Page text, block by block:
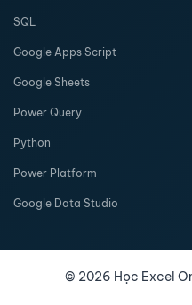
SQL
Google Apps Script
Google Sheets
Power Query
Python
Power Platform
Google Data Studio
© 2026 Học Excel